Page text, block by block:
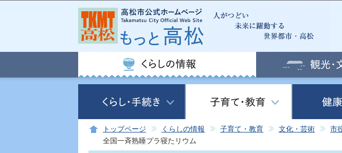
このペー
トップページ くらしの情報 子育て・教育 文化・芸術 市
全国一斉熟睡プラ寝たリウム